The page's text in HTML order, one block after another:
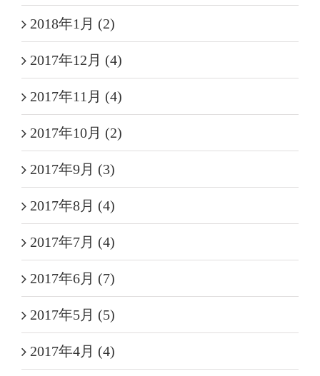
2018年1月 (2)
2017年12月 (4)
2017年11月 (4)
2017年10月 (2)
2017年9月 (3)
2017年8月 (4)
2017年7月 (4)
2017年6月 (7)
2017年5月 (5)
2017年4月 (4)